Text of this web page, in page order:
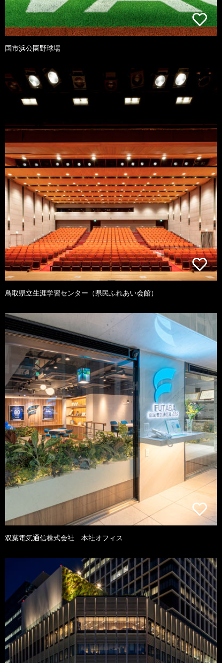
国市浜公園野球場
鳥取県立生涯学習センター（県民ふれあい会館）
双葉電気通信株式会社 本社オフィス